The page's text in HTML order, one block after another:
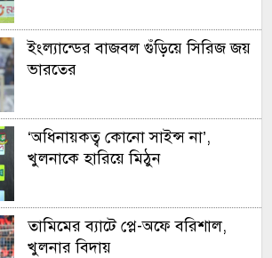
ইংল্যান্ডের বাজবল গুঁড়িয়ে সিরিজ জয়
ভারতের
‘অধিনায়কত্ব কোনো সাইন্স না’,
খুলনাকে হারিয়ে মিঠুন
তামিমের ব্যাটে প্লে-অফে বরিশাল,
খুলনার বিদায়